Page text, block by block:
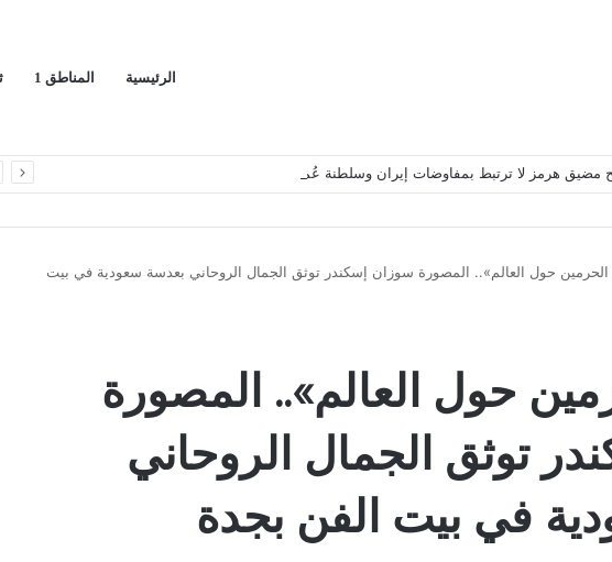
الرئيسية المناطق 1
مضيق هرمز لا ترتبط بمفاوضات إيران وسلطنة عُمان
حول العالم».. المصورة سوزان إسكندر توثق الجمال الروحاني بعدسة سعودية في بيت
حول العالم».. المصورة
توثق الجمال الروحاني
في بيت الفن بجدة